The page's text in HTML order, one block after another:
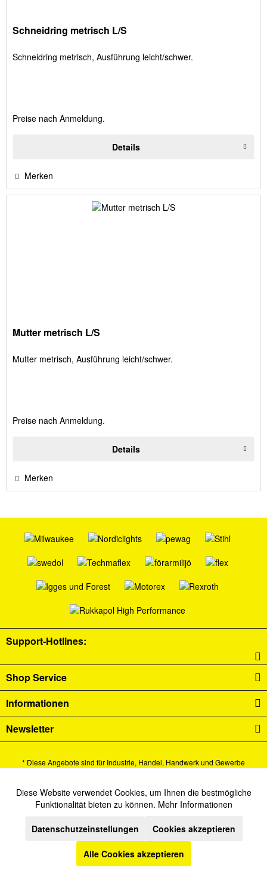
Schneidring metrisch L/S
Schneidring metrisch, Ausführung leicht/schwer.
Preise nach Anmeldung.
Details
Merken
Mutter metrisch L/S
Mutter metrisch, Ausführung leicht/schwer.
Preise nach Anmeldung.
Details
Merken
Support-Hotlines:
Shop Service
Informationen
Newsletter
* Diese Angebote sind für Industrie, Handel, Handwerk und Gewerbe
Alle Preise verstehen sich zzgl. Mehrwertsteuer undVersandkostenund ggf.
Nachnahmegebühren, wenn nicht anders beschrieben.
Cookie-Einstellungen Newsletter
Kontakt
Versand und Zahlungsbedingungen
Datenschutz
Funktionale Aktiv
Marketing Inaktiv
Inaktiv
Diese Website verwendet Cookies, um Ihnen die bestmögliche
Funktionalität bieten zu können. Mehr Informationen
Datenschutzeinstellungen Cookies akzeptieren
Alle Cookies akzeptieren